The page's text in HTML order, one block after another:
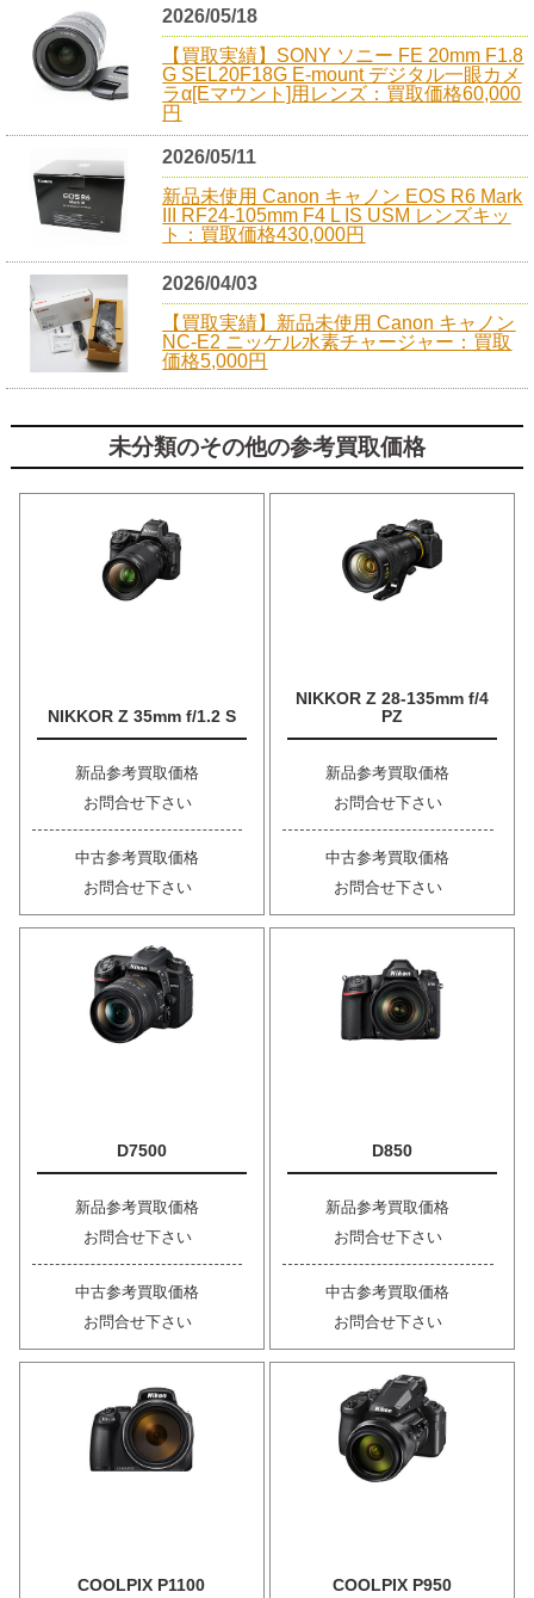
2026/05/18
【買取実績】SONY ソニー FE 20mm F1.8
G SEL20F18G E-mount デジタル一眼カメ
ラα[Eマウント]用レンズ：買取価格60,000
円
2026/05/11
新品未使用 Canon キャノン EOS R6 Mark
III RF24-105mm F4 L IS USM レンズキッ
ト：買取価格430,000円
2026/04/03
【買取実績】新品未使用 Canon キャノン
NC-E2 ニッケル水素チャージャー：買取
価格5,000円
未分類のその他の参考買取価格
NIKKOR Z 35mm f/1.2 S
新品参考買取価格
お問合せ下さい
中古参考買取価格
お問合せ下さい
NIKKOR Z 28-135mm f/4
PZ
新品参考買取価格
お問合せ下さい
中古参考買取価格
お問合せ下さい
D7500
新品参考買取価格
お問合せ下さい
中古参考買取価格
お問合せ下さい
D850
新品参考買取価格
お問合せ下さい
中古参考買取価格
お問合せ下さい
COOLPIX P1100 COOLPIX P950